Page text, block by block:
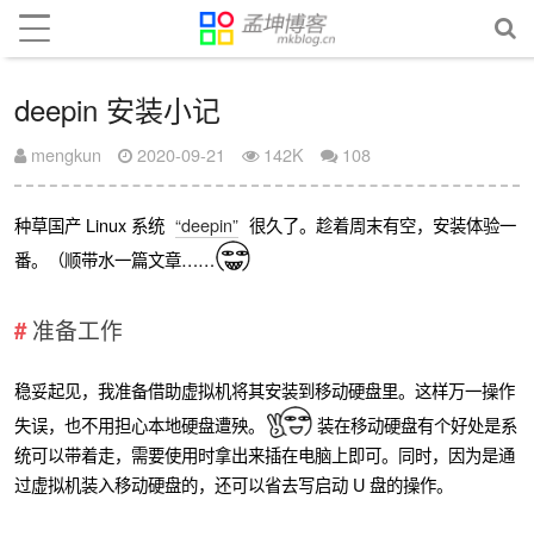
deepin 安装小记
mengkun 2020-09-21 142K 108
种草国产 Linux 系统 “deepin” 很久了。趁着周末有空，安装体验一
番。（顺带水一篇文章……
准备工作
稳妥起见，我准备借助虚拟机将其安装到移动硬盘里。这样万一操作
失误，也不用担心本地硬盘遭殃。
装在移动硬盘有个好处是系
统可以带着走，需要使用时拿出来插在电脑上即可。同时，因为是通
过虚拟机装入移动硬盘的，还可以省去写启动 U 盘的操作。